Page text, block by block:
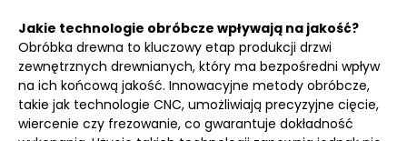
Jakie technologie obróbcze wpływają na jakość?
Obróbka drewna to kluczowy etap produkcji drzwi
zewnętrznych drewnianych, który ma bezpośredni wpływ
na ich końcową jakość. Innowacyjne metody obróbcze,
takie jak technologie CNC, umożliwiają precyzyjne cięcie,
wiercenie czy frezowanie, co gwarantuje dokładność